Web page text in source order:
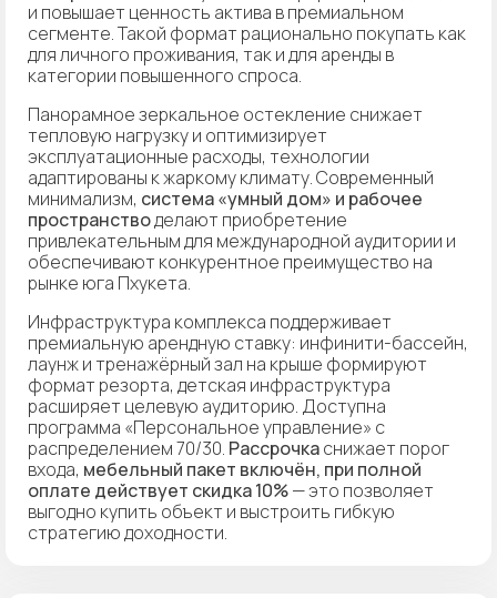
и повышает ценность актива в премиальном
сегменте. Такой формат рационально покупать как
для личного проживания, так и для аренды в
категории повышенного спроса.
Панорамное зеркальное остекление снижает
тепловую нагрузку и оптимизирует
эксплуатационные расходы, технологии
адаптированы к жаркому климату. Современный
минимализм, система «умный дом» и рабочее
пространстводелают приобретение
привлекательным для международной аудитории и
обеспечивают конкурентное преимущество на
рынке юга Пхукета.
Инфраструктура комплекса поддерживает
премиальную арендную ставку: инфинити-бассейн,
лаунж и тренажёрный зал на крыше формируют
формат резорта, детская инфраструктура
расширяет целевую аудиторию. Доступна
программа «Персональное управление» с
распределением 70/30. Рассрочкаснижает порог
входа, мебельный пакет включён, при полной
оплате действует скидка 10%— это позволяет
выгодно купить объект и выстроить гибкую
стратегию доходности.